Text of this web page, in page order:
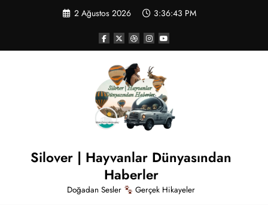
2 Ağustos 2026 3:36:44 PM
Silover | Hayvanlar Dünyasından
Haberler
Doğadan Sesler Gerçek Hikayeler